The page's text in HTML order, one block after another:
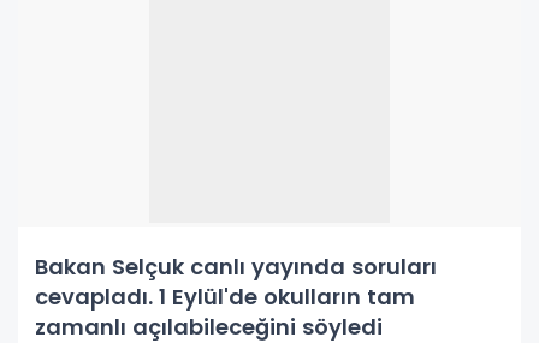
Bakan Selçuk canlı yayında soruları
cevapladı. 1 Eylül'de okulların tam
zamanlı açılabileceğini söyledi